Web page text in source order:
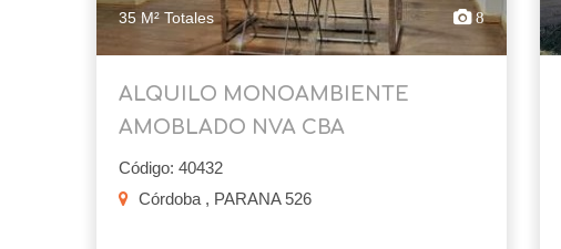
35 M² Totales 8
ALQUILO MONOAMBIENTE
AMOBLADO NVA CBA
Código: 40432
Córdoba , PARANA 526